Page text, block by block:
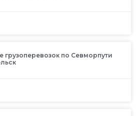
грузоперевозок по Севморпути